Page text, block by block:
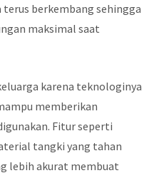
berkembang sehingga
maksimal saat
karena teknologinya
memberikan
Fitur seperti
tangki yang tahan
lebih akurat membuat